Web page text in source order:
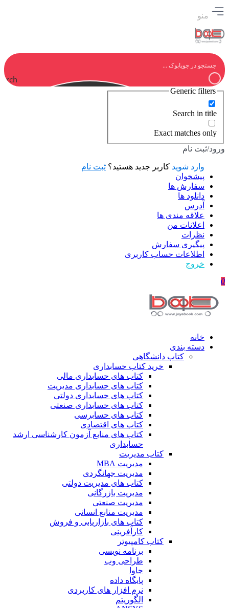
منو
Generic filters
Search in title
Exact matches only
ورود/ثبت نام
وارد شوید کاربر جدید هستید؟ ثبت نام
پیشخوان
سفارش ها
دانلود ها
آدرس
علاقه مندی ها
اعلانات من
نظرات
پیگیری سفارش
اطلاعات حساب كاربری
خروج
0
خانه
دسته بندی
کتاب دانشگاهی
خرید کتاب حسابداری
کتاب های حسابداری مالی
کتاب های حسابداری مدیریت
کتاب های حسابداری دولتی
کتاب های حسابداری صنعتی
کتاب های حسابرسی
کتاب های اقتصادی
کتاب های منابع آزمون کارشناسی ارشد
حسابداری
کتاب مدیریت
مدیریت MBA
مدیریت جهانگردی
کتاب های مدیریت دولتی
مدیریت بازرگانی
مدیریت صنعتی
مدیریت منابع انسانی
کتاب های بازاریابی و فروش
کارآفرینی
کتاب کامپیوتر
برنامه نویسی
طراحی وب
جاوا
پایگاه داده
نرم افزار های کاربردی
الگوریتم